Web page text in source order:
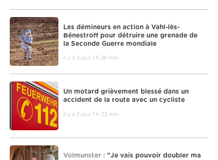
Les démineurs en action à Vahl-lès-
Bénestroff pour détruire une grenade de
la Seconde Guerre mondiale
il y a 2 jour 1 h 26 min
Un motard grièvement blessé dans un
accident de la route avec un cycliste
il y a 2 jour 1 h 33 min
Volmunster : "Je vais pouvoir doubler ma